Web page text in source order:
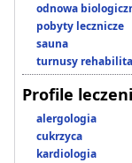
odnowa
pobyty lecznicze
sauna
turnusy
Profile
alergologia
cukrzyca
kardiologia